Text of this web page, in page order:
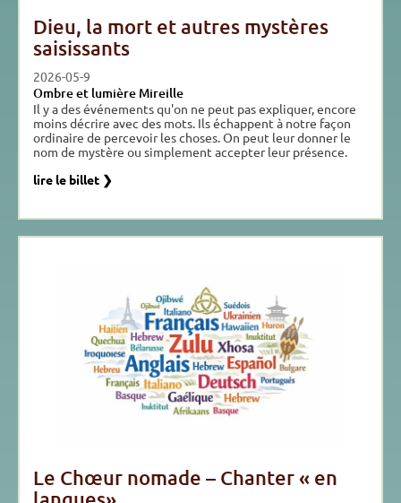
Dieu, la mort et autres mystères
saisissants
2026-05-9
Ombre et lumière Mireille
Il y a des événements qu'on ne peut pas expliquer, encore
moins décrire avec des mots. Ils échappent à notre façon
ordinaire de percevoir les choses. On peut leur donner le
nom de mystère ou simplement accepter leur présence.
lire le billet ❯
Le Chœur nomade – Chanter « en